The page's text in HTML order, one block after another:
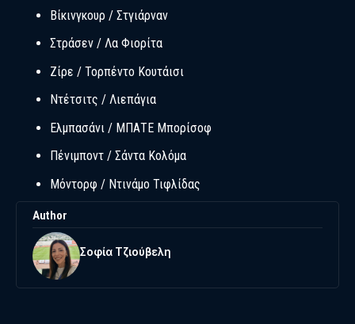
Βίκινγκουρ / Στγιάρναν
Στράσεν / Λα Φιορίτα
Ζίρε / Τορπέντο Κουτάισι
Ντέτσιτς / Λιεπάγια
Ελμπασάνι / ΜΠΑΤΕ Μπορίσοφ
Πένιμποντ / Σάντα Κολόμα
Μόντορφ / Ντινάμο Τιφλίδας
Author
Σοφία Τζιούβελη